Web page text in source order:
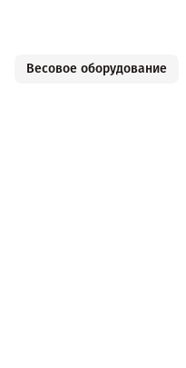
Весовое оборудование